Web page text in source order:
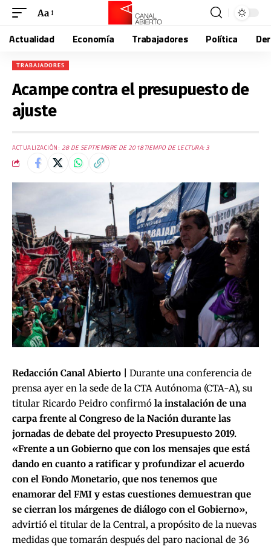
Aa
Actualidad Economía Trabajadores Política
TRABAJADORES
Acampe contra el presupuesto de
ajuste
ACTUALIZACIÓN: 28 DE SEPTIEMBRE DE 2018TIEMPO DE LECTURA: 3
Redacción Canal Abierto |
Durante una conferencia de
prensa ayer en la sede de la CTA Autónoma (CTA-A), su
titular Ricardo Peidro confirmó la instalación de una
carpa frente al Congreso de la Nación durante las
jornadas de debate del proyecto Presupuesto 2019.
«Frente a un Gobierno que con los mensajes que está
dando en cuanto a ratificar y profundizar el acuerdo
con el Fondo Monetario, que nos tenemos que
enamorar del FMI y estas cuestiones demuestran que
se cierran los márgenes de diálogo con el Gobierno»,
advirtió el titular de la Central, a propósito de la nuevas
medidas que tomarán después del paro nacional de 36